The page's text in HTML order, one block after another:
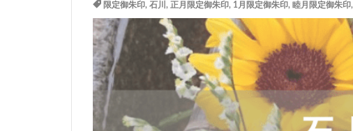
限定御朱印, 石川 , 正月限定御朱印, 1月限定御朱印, 睦月限定御朱印,